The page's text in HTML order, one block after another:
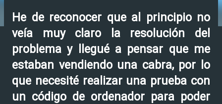
He de reconocer que al principio no
veía muy claro la resolución del
problema y llegué a pensar que me
estaban vendiendo una cabra, por lo
que necesité realizar una prueba con
un código de ordenador para poder